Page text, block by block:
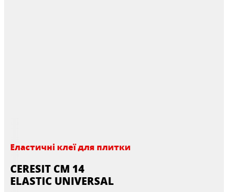
Еластичні клеї для плитки
CERESIT CM 14
ELASTIC UNIVERSAL